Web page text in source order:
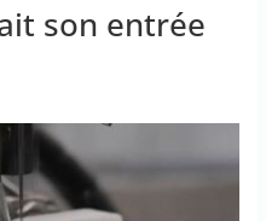
son entrée